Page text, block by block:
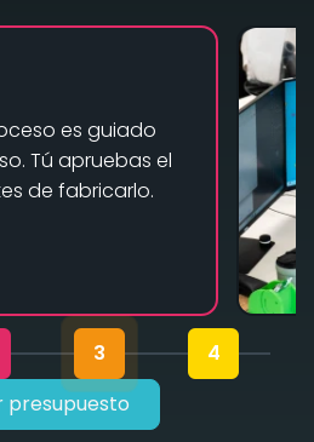
es guiado
Tú apruebas el
de fabricarlo.
3
4
presupuesto